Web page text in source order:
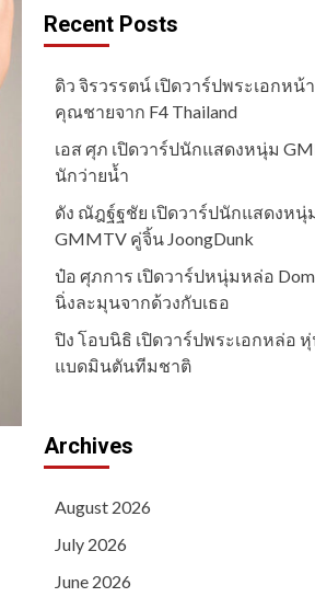
Recent Posts
ดิว จิรวรรตน์ เปิดวาร์ปพระเอกหน้
คุณชายจาก F4 Thailand
เอส ศุภ เปิดวาร์ปนักแสดงหนุ่ม
นักว่ายน้ำ
ดัง ณัฎฐ์ฐชัย เปิดวาร์ปนักแสดงหนุ่
GMMTV คู่จิ้น JoongDunk
ป๋อ ศุภการ เปิดวาร์ปหนุ่มหล่อ
นิ่งละมุนจากด้วงกับเธอ
ปิง โอบนิธิ เปิดวาร์ปพระเอกหล่อ
แบดมินตันทีมชาติ
Archives
August 2026
July 2026
June 2026